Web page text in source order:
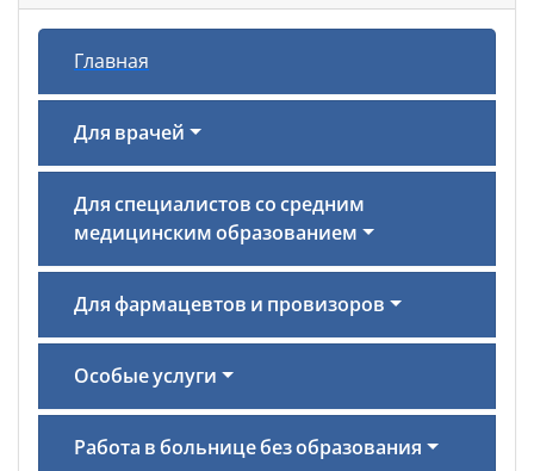
Главная
Для врачей
Для специалистов со средним
медицинским образованием
Для фармацевтов и провизоров
Особые услуги
Работа в больнице без образования